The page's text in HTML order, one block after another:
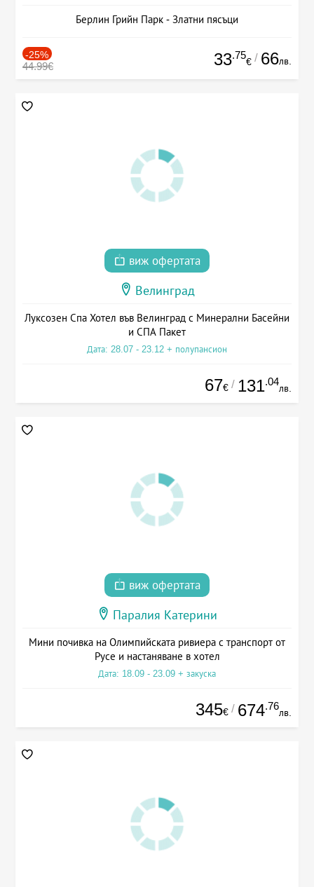
Берлин Грийн Парк - Златни пясъци
-25%
44.99€ 33.75
€ / 66лв.
виж офертата
Велинград
Луксозен Спа Хотел във Велинград с Минерални Басейни
и СПА Пакет
Дата: 28.07 - 23.12 + полупансион
67€ / 131.04
лв.
виж офертата
Паралия Катерини
Мини почивка на Олимпийската ривиера с транспорт от
Русе и настаняване в хотел
Дата: 18.09 - 23.09 + закуска
345€ / 674.76
лв.